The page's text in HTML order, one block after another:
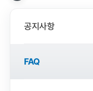
공지사항
FAQ
첨부파일